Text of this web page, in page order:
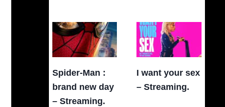
Spider-Man :
brand new day
– Streaming.
I want your sex
– Streaming.